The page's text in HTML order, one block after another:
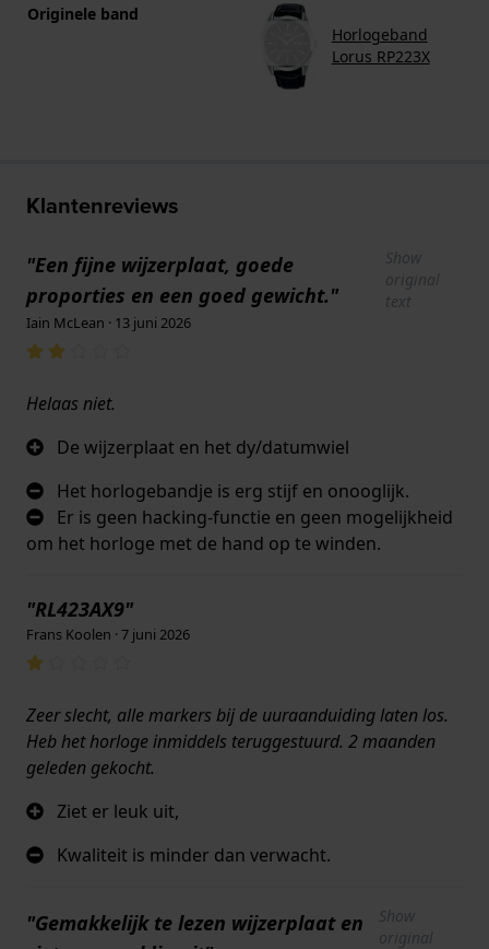
Originele band
Horlogeband
Lorus RP223X
Klantenreviews
"Een fijne wijzerplaat, goede
proporties en een goed gewicht."
Show
original
text
Iain McLean · 13 juni 2026
Helaas niet.
De wijzerplaat en het dy/datumwiel
Het horlogebandje is erg stijf en onooglijk.
Er is geen hacking-functie en geen mogelijkheid
om het horloge met de hand op te winden.
"RL423AX9"
Frans Koolen · 7 juni 2026
Zeer slecht, alle markers bij de uuraanduiding laten los.
Heb het horloge inmiddels teruggestuurd. 2 maanden
geleden gekocht.
Ziet er leuk uit,
Kwaliteit is minder dan verwacht.
"Gemakkelijk te lezen wijzerplaat en
Show
original